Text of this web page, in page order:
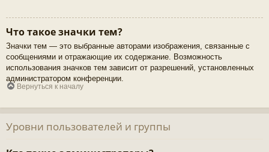
Что такое значки тем?
Значки тем — это выбранные авторами изображения, связанные с
сообщениями и отражающие их содержание. Возможность
использования значков тем зависит от разрешений, установленных
администратором конференции.
Вернуться к началу
Уровни пользователей и группы